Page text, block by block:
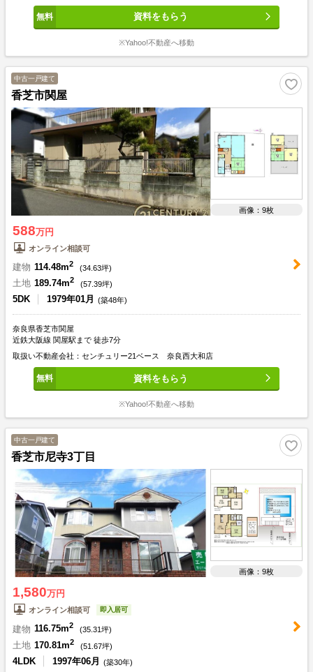
資料をもらう
※Yahoo!不動産へ移動
中古一戸建て
香芝市関屋
画像：9枚
588万円
オンライン相談可
建物 114.48m2 (34.63坪)
土地 189.74m2 (57.39坪)
5DK 1979年01月 (築48年)
奈良県香芝市関屋
近鉄大阪線 関屋駅まで 徒歩7分
取扱い不動産会社：センチュリー21ベース 奈良西大和店
資料をもらう
※Yahoo!不動産へ移動
中古一戸建て
香芝市尼寺3丁目
画像：9枚
1,580万円
オンライン相談可 即入居可
建物 116.75m2 (35.31 坪)
土地 170.81m2 (51.67坪)
4LDK 1997年06月 (築30年)